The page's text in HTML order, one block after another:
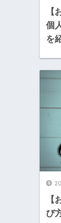
【
個
を
【
び